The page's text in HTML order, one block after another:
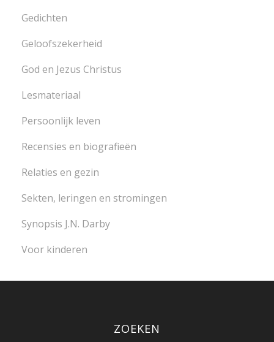
Gedichten
Geloofszekerheid
God en Jezus Christus
Lesmateriaal
Persoonlijk leven
Recensies en biografieën
Relaties en gezin
Sekten, leringen en stromingen
Synopsis J.N. Darby
Voor kinderen
ZOEKEN